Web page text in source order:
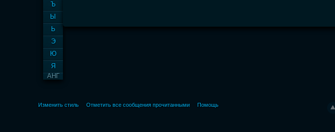
Ъ
Ы
Ь
Э
Ю
Я
АНГ
Изменить стиль Отметить все сообщения прочитанными Помощь